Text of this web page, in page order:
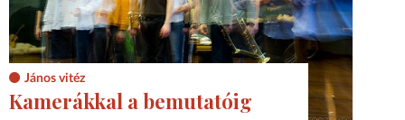
János vitéz
Kamerákkal a bemutatóig